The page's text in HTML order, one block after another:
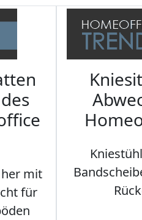
mit
für